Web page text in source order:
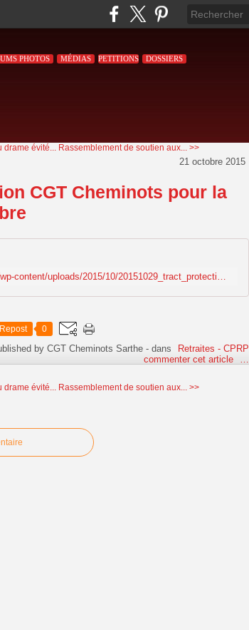
PHOTOS MÉDIAS PETITIONS DOSSIERS
drame évité... Rassemblement de soutien aux... >>
21 octobre 2015
CGT Cheminots pour la
Repost 0
by CGT Cheminots Sarthe - dans
Retraites - CPRP
commenter cet article
évité... Rassemblement de soutien aux... >>